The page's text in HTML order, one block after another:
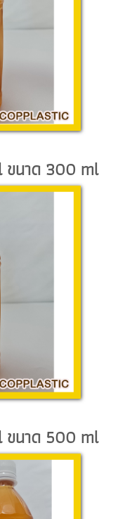
ขนาด 300 ml
ขนาด 500 ml